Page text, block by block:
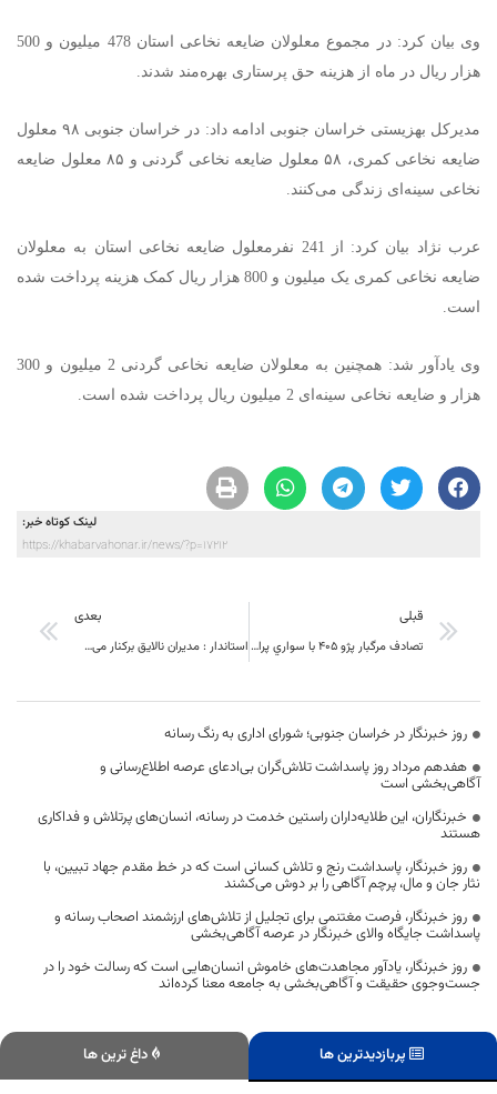
وی بیان کرد: در مجموع معلولان ضایعه نخاعی استان 478 میلیون و 500
هزار ریال در ماه از هزینه حق پرستاری بهره‌مند شدند.
مدیرکل بهزیستی خراسان جنوبی ادامه داد: در خراسان جنوبی ۹۸ معلول
ضایعه نخاعی کمری، ۵۸ معلول ضایعه نخاعی گردنی و ۸۵ معلول ضایعه
نخاعی سینه‌ای زندگی می‌کنند.
عرب نژاد بیان کرد:‌ از 241 نفرمعلول ضایعه نخاعی استان به معلولان
ضایعه نخاعی کمری یک میلیون و 800 هزار ریال کمک هزینه پرداخت شده
است.
وی یادآور شد: همچنین به معلولان ضایعه نخاعی گردنی 2 میلیون و 300
هزار و ضایعه نخاعی سینه‌ای 2 میلیون ریال پرداخت شده است.
لینک کوتاه خبر:
https://khabarvahonar.ir/news/?p=17212
قبلی
تصادف مرگبار پژو 405 با سواري پرايد 4كشته و يك مجروح برجاي گذاشت
بعدی
استاندار : مدیران نالایق برکنار می‌شوند
روز خبرنگار در خراسان جنوبی؛ شورای اداری به رنگ رسانه
هفدهم مرداد روز پاسداشت تلاش‌گران بی‌ادعای عرصه اطلاع‌رسانی و
آگاهی‌بخشی است
خبرنگاران، این طلایه‌داران راستین خدمت در رسانه، انسان‌های پرتلاش و فداکاری
هستند
روز خبرنگار، پاسداشت رنج و تلاش کسانی است که در خط مقدم جهاد تبیین، با
نثار جان و مال، پرچم آگاهی را بر دوش می‌کشند
روز خبرنگار، فرصت مغتنمی برای تجلیل از تلاش‌های ارزشمند اصحاب رسانه و
پاسداشت جایگاه والای خبرنگار در عرصه آگاهی‌بخشی
روز خبرنگار، یادآور مجاهدت‌های خاموش انسان‌هایی است که رسالت خود را در
جست‌وجوی حقیقت و آگاهی‌بخشی به جامعه معنا کرده‌اند
پربازدیدترین ها داغ ترین ها